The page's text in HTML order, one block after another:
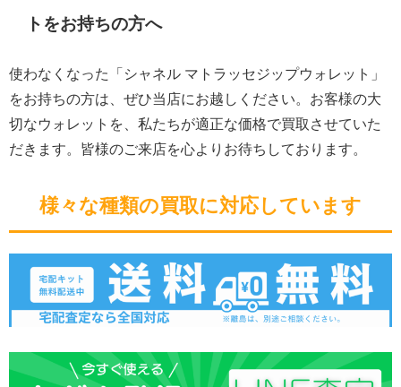
トをお持ちの方へ
使わなくなった「シャネル マトラッセジップウォレット」
をお持ちの方は、ぜひ当店にお越しください。お客様の大
切なウォレットを、私たちが適正な価格で買取させていた
だきます。皆様のご来店を心よりお待ちしております。
様々な種類の買取に対応しています